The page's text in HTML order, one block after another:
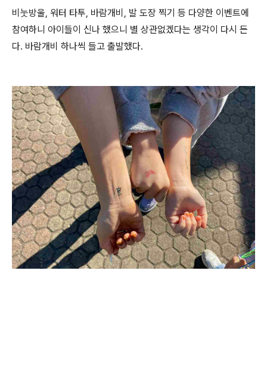
비눗방울, 워터 타투, 바람개비, 발 도장 찍기 등 다양한 이벤트에
참여하니 아이들이 신나 했으니 별 상관없겠다는 생각이 다시 든
다. 바람개비 하나씩 들고 출발했다.